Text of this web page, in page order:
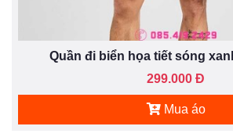
Quần đi biển họa tiết sóng
299.000 Đ
Mua áo